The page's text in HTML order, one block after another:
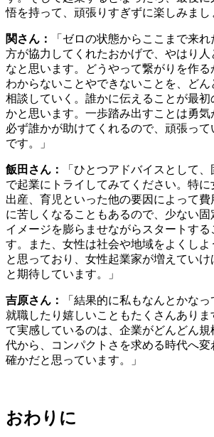
のためにできること、したいこと
協議会20周年記念企画〜
【イベント】3/20 「Lets’ツルスイ
から鶴見小学校の活動報告ライブ
しい賑わいづくり」の観点から東
もオンライン特別参加
【イベント】3/24 泉区ファン交流
【イベント】3/15「横濱千夜一夜
ストトーク
【イベント】3/14 LOCAL GOOD
最近のコメント
表示できるコメントはありません。
アーカイブ
2024年3月
2024年2月
2024年1月
2023年12月
2023年11月
2023年8月
2022年12月